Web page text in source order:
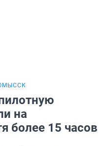
на
более 15 часов